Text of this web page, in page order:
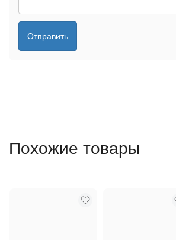
Отправить
Похожие товары